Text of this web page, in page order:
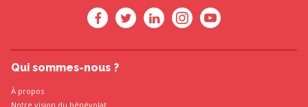
Qui sommes-nous ?
À propos
Notre vision du bénévolat